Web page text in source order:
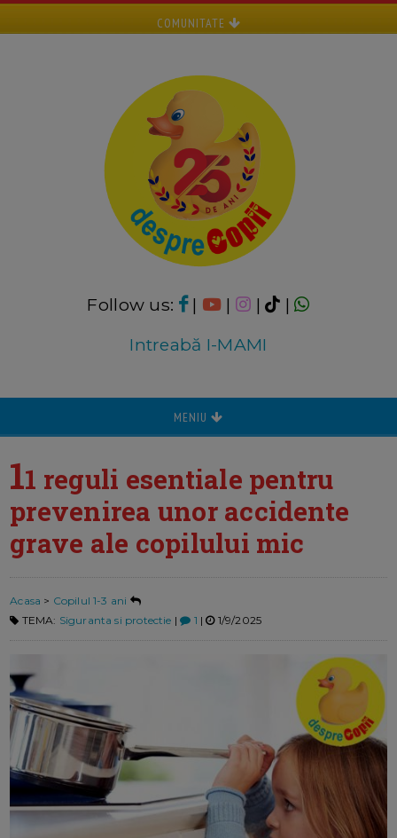
COMUNITATE
Follow us: | | |
|
Intreabă I-MAMI
MENIU
11 reguli esentiale pentru
prevenirea unor accidente
grave ale copilului mic
Acasa > Copilul 1-3 ani
TEMA: Siguranta si protectie | 1 | 1/9/2025